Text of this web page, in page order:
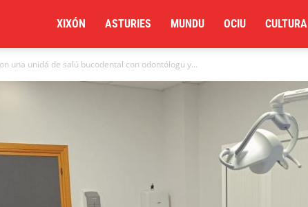
XIXÓN ASTURIES MUNDU OCIU CULTURA
una unidá de salú bucodental con odontólogu y...